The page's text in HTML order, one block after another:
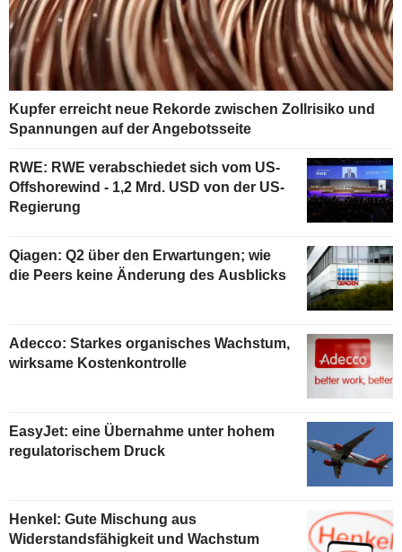
Kupfer erreicht neue Rekorde zwischen Zollrisiko und
Spannungen auf der Angebotsseite
RWE: RWE verabschiedet sich vom US-
Offshorewind - 1,2 Mrd. USD von der US-
Regierung
Qiagen: Q2 über den Erwartungen; wie
die Peers keine Änderung des Ausblicks
Adecco: Starkes organisches Wachstum,
wirksame Kostenkontrolle
EasyJet: eine Übernahme unter hohem
regulatorischem Druck
Henkel: Gute Mischung aus
Widerstandsfähigkeit und Wachstum